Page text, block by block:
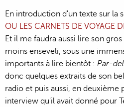
En introduction d'un texte sur la
OU LES CARNETS DE VOYAGE
Et il me faudra aussi lire son
moins enseveli, sous une
importants à lire bientôt : Par-
donc quelques extraits de son
radio et puis aussi, en deuxième
interview qu'il avait donné pour